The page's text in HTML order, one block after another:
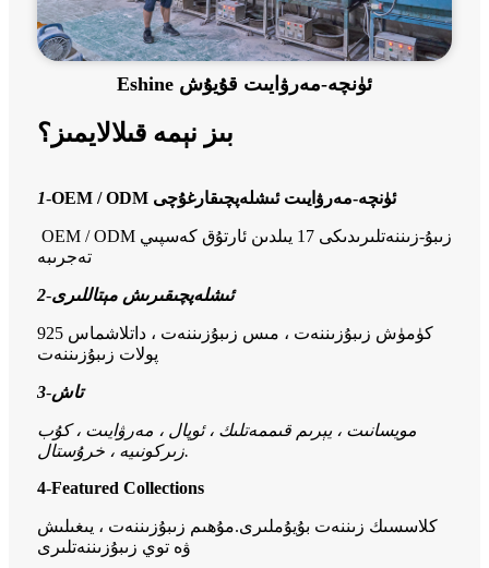
Eshine ئۈنچە-مەرۋايىت قۇيۇش
بىز نېمە قىلالايمىز؟
1- OEM / ODM ئۈنچە-مەرۋايىت ئىشلەپچىقارغۇچى
OEM / ODM زىبۇ-زىننەتلىرىدىكى 17 يىلدىن ئارتۇق كەسپىي
تەجرىبە
2-ئىشلەپچىقىرىش مېتاللىرى
925 كۈمۈش زىبۇزىننەت ، مىس زىبۇزىننەت ، داتلاشماس
پولات زىبۇزىننەت
3-تاش
مويسانىت ، يېرىم قىممەتلىك ، ئوپال ، مەرۋايىت ، كۇب
زىركونىيە ، خرۇستال.
4-Featured Collections
كلاسسىك زىننەت بۇيۇملىرى.مۇھىم زىبۇزىننەت ، يىغىلىش
ۋە توي زىبۇزىننەتلىرى